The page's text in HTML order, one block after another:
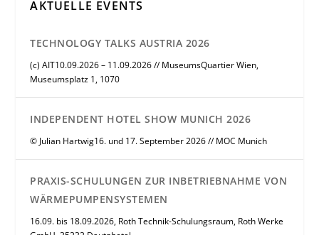
AKTUELLE EVENTS
TECHNOLOGY TALKS AUSTRIA 2026
(c) AIT10.09.2026 – 11.09.2026 // MuseumsQuartier Wien,
Museumsplatz 1, 1070
INDEPENDENT HOTEL SHOW MUNICH 2026
© Julian Hartwig16. und 17. September 2026 // MOC Munich
PRAXIS-SCHULUNGEN ZUR INBETRIEBNAHME VON
WÄRMEPUMPENSYSTEMEN
16.09. bis 18.09.2026, Roth Technik-Schulungsraum, Roth Werke